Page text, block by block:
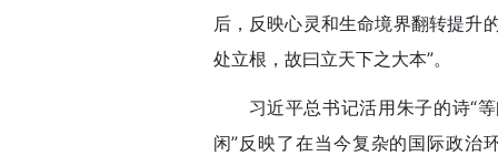
后，反映心灵和生命境界翻转提升
处立根，故曰立天下之大本”。
习近平总书记活用朱子的诗“
闲”反映了在当今复杂的国际政治